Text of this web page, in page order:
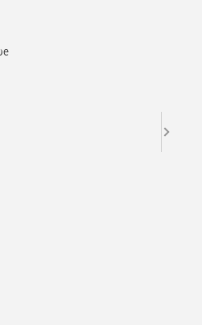
Matthias Trunk (Mitglied des
der GASAG), Jürgen Stefan Kukuk
Bartsch (Repräsentant Berlin des DVGW
Präsident und Vorstand Infrastruktur